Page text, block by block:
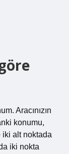
Aracınızın
konumu,
iki alt noktada
iki nokta